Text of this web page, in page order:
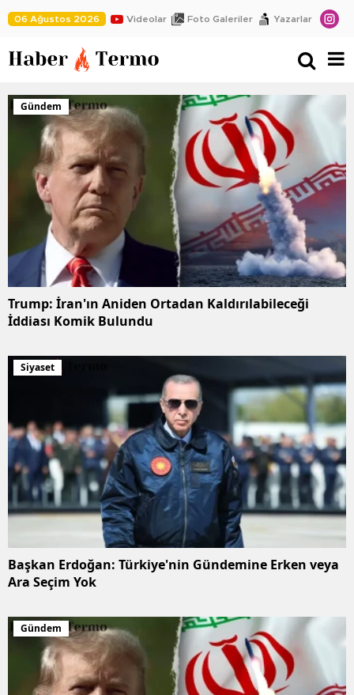
06 Ağustos 2026 Videolar Foto Galeriler Yazarlar
Gündem
Trump: İran'ın Aniden Ortadan Kaldırılabileceği
İddiası Komik Bulundu
Siyaset
Başkan Erdoğan: Türkiye'nin Gündemine Erken veya
Ara Seçim Yok
Gündem